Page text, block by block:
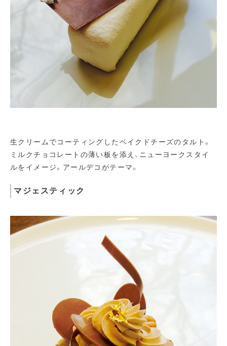
生クリームでコーティングしたベイクドチーズのタルト。
ミルクチョコレートの薄い板を添え、ニューヨークスタイ
ルをイメージ。アールデコがテーマ。
マジェスティック